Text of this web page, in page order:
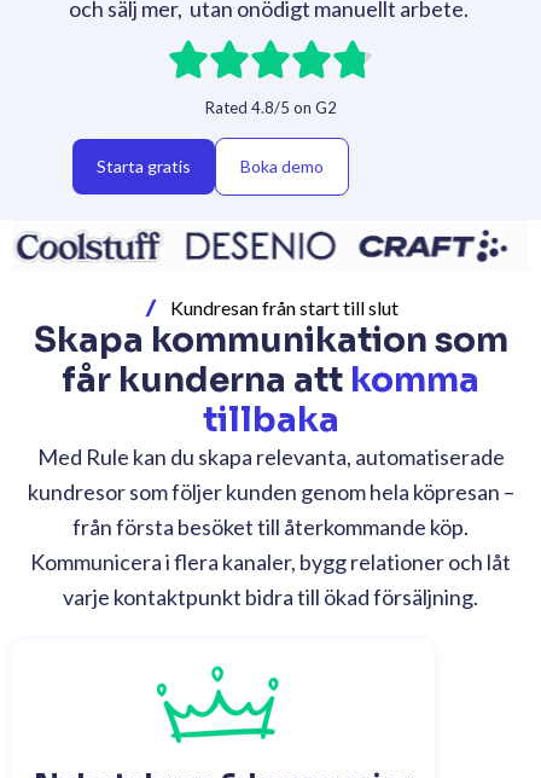
och sälj mer, utan onödigt manuellt arbete.
Rated 4.8/5 on G2
Starta gratis Boka demo
Kundresan från start till slut
Skapa kommunikation som
får kunderna att komma
tillbaka
Med Rule kan du skapa relevanta, automatiserade
kundresor som följer kunden genom hela köpresan –
från första besöket till återkommande köp.
Kommunicera i flera kanaler, bygg relationer och låt
varje kontaktpunkt bidra till ökad försäljning.